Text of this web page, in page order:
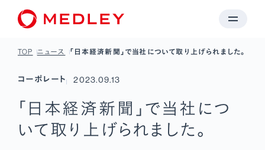
TOP ニュース 「日本経済新聞」で当社について取り上げられました。
コーポレート 2023.09.13
「日本経済新聞」で当社につ
いて取り上げられました。